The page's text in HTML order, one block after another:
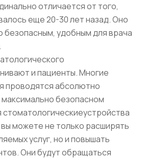
отличается от того,
еще 20-30 лет назад. Оно
безопасным, удобным для врача
и пациенты. Многие
проводятся абсолютно
безопасном
можете не только расширять
услуг, но и повышать
Они будут обращаться